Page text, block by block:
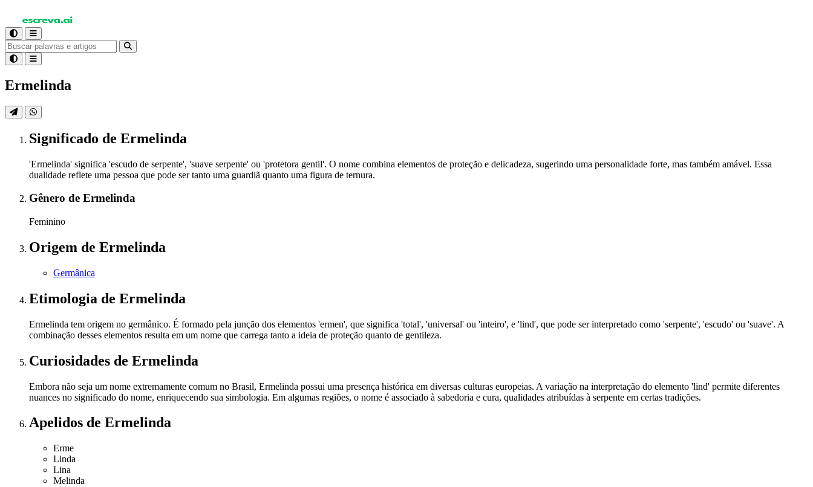
Ermelinda
Significado de Ermelinda
'Ermelinda' significa 'escudo de serpente', 'suave serpente' ou 'protetora gentil'. O nome combina elementos de proteção e delicadeza, sugerindo uma personalidade forte, mas também amável. Essa
dualidade reflete uma pessoa que pode ser tanto uma guardiã quanto uma figura de ternura.
Gênero de Ermelinda
Feminino
Origem de Ermelinda
Germânica
Etimologia de Ermelinda
Ermelinda tem origem no germânico. É formado pela junção dos elementos 'ermen', que significa 'total', 'universal' ou 'inteiro', e 'lind', que pode ser interpretado como 'serpente', 'escudo' ou 'suave'. A
combinação desses elementos resulta em um nome que carrega tanto a ideia de proteção quanto de gentileza.
Curiosidades de Ermelinda
Embora não seja um nome extremamente comum no Brasil, Ermelinda possui uma presença histórica em diversas culturas europeias. A variação na interpretação do elemento 'lind' permite diferentes
nuances no significado do nome, enriquecendo sua simbologia. Em algumas regiões, o nome é associado à sabedoria e cura, qualidades atribuídas à serpente em certas tradições.
Apelidos de Ermelinda
Erme
Linda
Lina
Melinda